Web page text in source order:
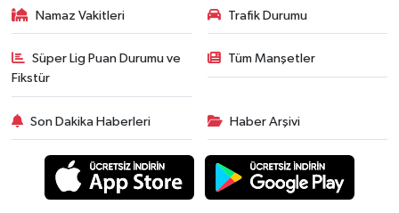
Namaz Vakitleri Trafik Durumu
Süper Lig Puan Durumu ve
Fikstür
Tüm Manşetler
Son Dakika Haberleri Haber Arşivi